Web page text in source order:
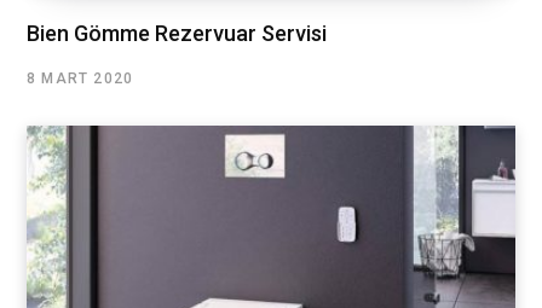
Bien Gömme Rezervuar Servisi
8 MART 2020